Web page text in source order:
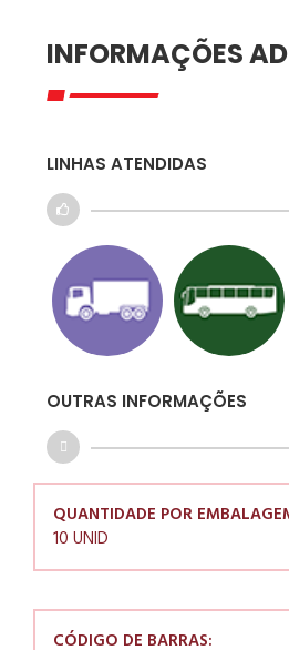
INFORMAÇÕES
LINHAS ATENDIDAS
OUTRAS INFORMAÇÕES
QUANTIDADE POR
10 UNID
CÓDIGO DE BARRAS: